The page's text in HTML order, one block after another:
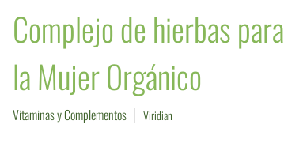
Complejo de hierbas para
la Mujer Orgánico
Vitaminas y Complementos Viridian